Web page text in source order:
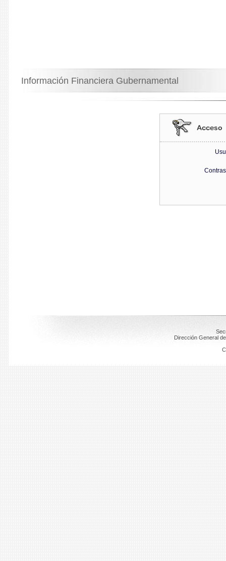
Información Financiera Gubernamental
Dirección General